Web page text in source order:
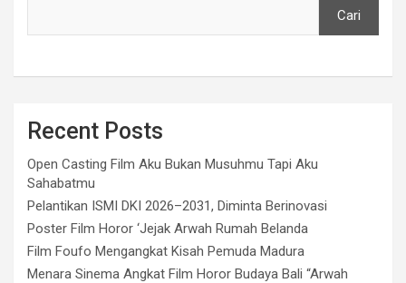
Cari
Recent Posts
Open Casting Film Aku Bukan Musuhmu Tapi Aku
Sahabatmu
Pelantikan ISMI DKI 2026–2031, Diminta Berinovasi
Poster Film Horor ‘Jejak Arwah Rumah Belanda
Film Foufo Mengangkat Kisah Pemuda Madura
Menara Sinema Angkat Film Horor Budaya Bali “Arwah